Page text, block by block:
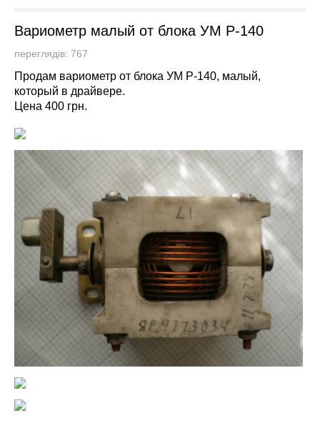
Вариометр малый от блока УМ Р-140
переглядів: 767
Продам вариометр от блока УМ Р-140, малый,
который в драйвере.
Цена 400 грн.